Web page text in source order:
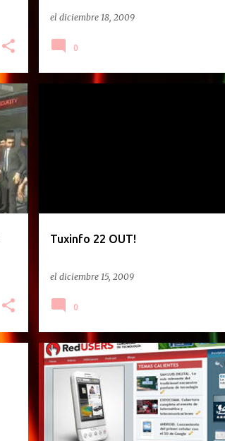
el diciembre 18, 2009
0
Tuxinfo 22 OUT!
el diciembre 15, 2009
0
REVISTAS